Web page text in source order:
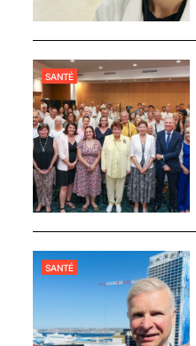
SANTÉ
SANTÉ